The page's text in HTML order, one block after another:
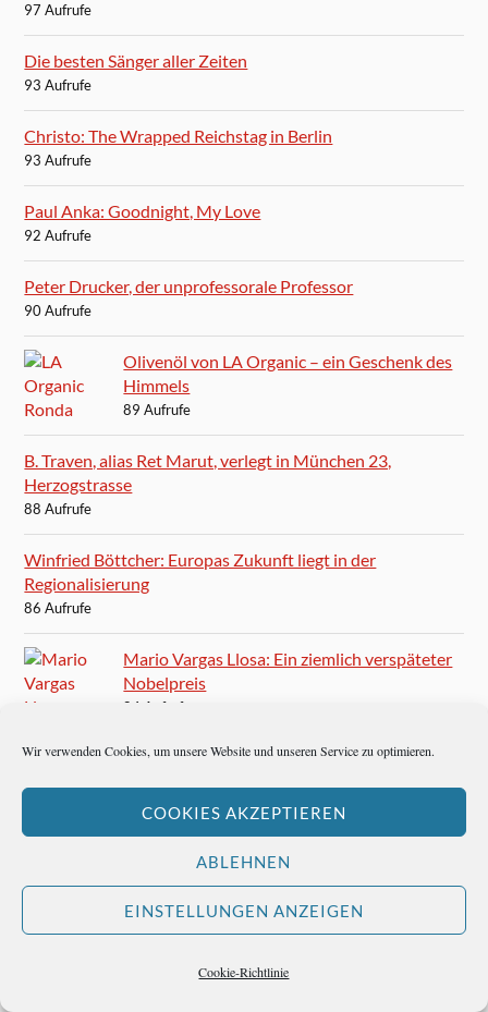
Wir verwenden Cookies, um unsere Website und unseren Service zu optimieren.
COOKIES AKZEPTIEREN
ABLEHNEN
EINSTELLUNGEN ANZEIGEN
Cookie-Richtlinie
97 Aufrufe
Die besten Sänger aller Zeiten
93 Aufrufe
Christo: The Wrapped Reichstag in Berlin
93 Aufrufe
Paul Anka: Goodnight, My Love
92 Aufrufe
Peter Drucker, der unprofessorale Professor
90 Aufrufe
Olivenöl von LA Organic – ein Geschenk des
Himmels
89 Aufrufe
B. Traven, alias Ret Marut, verlegt in München 23,
Herzogstrasse
88 Aufrufe
Winfried Böttcher: Europas Zukunft liegt in der
Regionalisierung
86 Aufrufe
Mario Vargas Llosa: Ein ziemlich verspäteter
Nobelpreis
84 Aufrufe
Ernest Hemingway besucht San Gaetano und ist glücklich
Ernest Hemingway schreibt Caorle unsterblich
Und nun, Frankfurter Rundschau?
82 Aufrufe
Im 100 Club wird die Musik ganz leise